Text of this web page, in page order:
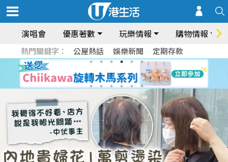
演唱會 優惠著數 玩樂情報 購物情報
熱門關鍵字： 公屋熱話 娛樂新聞 定期存款